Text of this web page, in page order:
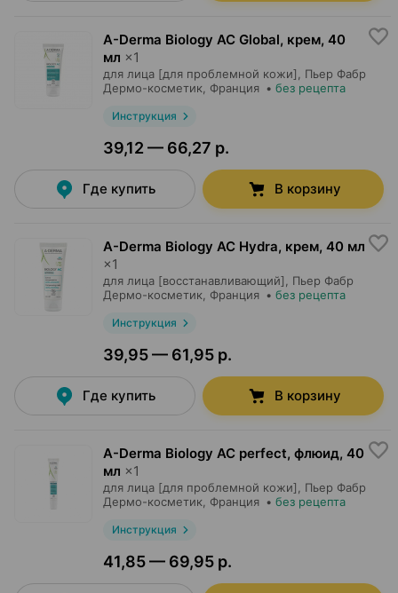
A-Derma Biology AC Global, крем, 40
мл ×1
для лица [для проблемной кожи],
Пьер Фабр
Дермо-косметик , Франция • без рецепта
Инструкция
39,12 — 66,27 р.
Где купить В корзину
A-Derma Biology AC Hydra, крем, 40 мл
×1
для лица [восстанавливающий],
Пьер Фабр
Дермо-косметик , Франция • без рецепта
Инструкция
39,95 — 61,95 р.
Где купить В корзину
A-Derma Biology AC perfect, флюид, 40
мл ×1
для лица [для проблемной кожи],
Пьер Фабр
Дермо-косметик , Франция • без рецепта
Инструкция
41,85 — 69,95 р.